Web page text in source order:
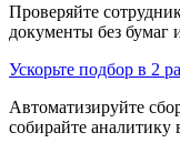
Проверяйте
документы без бумаг
Ускорьте подбор в 2
Автоматизируйте
собирайте аналитику